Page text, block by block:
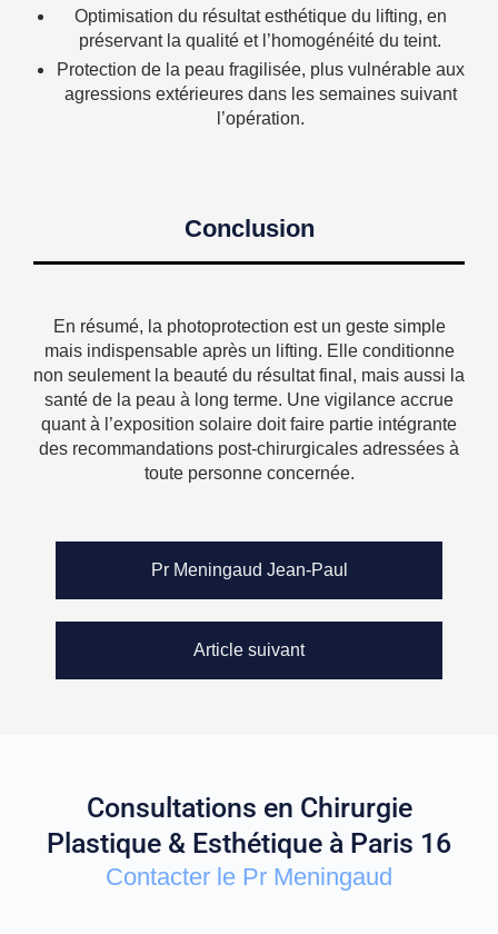
Optimisation du résultat esthétique du lifting, en
préservant la qualité et l’homogénéité du teint.
Protection de la peau fragilisée, plus vulnérable aux
agressions extérieures dans les semaines suivant
l’opération.
Conclusion
En résumé, la photoprotection est un geste simple
mais indispensable après un lifting. Elle conditionne
non seulement la beauté du résultat final, mais aussi la
santé de la peau à long terme. Une vigilance accrue
quant à l’exposition solaire doit faire partie intégrante
des recommandations post-chirurgicales adressées à
toute personne concernée.
Pr Meningaud Jean-Paul
Article suivant
Consultations en Chirurgie
Plastique & Esthétique à Paris 16
Contacter le Pr Meningaud